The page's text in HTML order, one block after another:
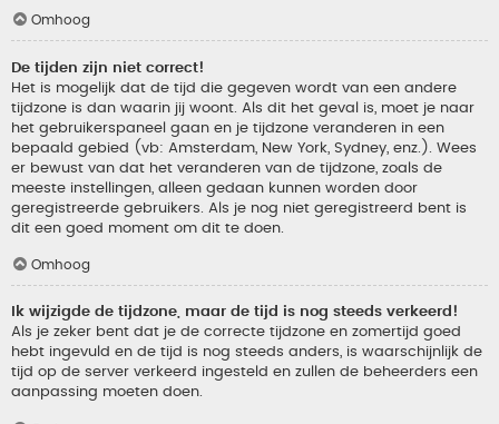
Omhoog
De tijden zijn niet correct!
Het is mogelijk dat de tijd die gegeven wordt van een andere
tijdzone is dan waarin jij woont. Als dit het geval is, moet je naar
het gebruikerspaneel gaan en je tijdzone veranderen in een
bepaald gebied (vb: Amsterdam, New York, Sydney, enz.). Wees
er bewust van dat het veranderen van de tijdzone, zoals de
meeste instellingen, alleen gedaan kunnen worden door
geregistreerde gebruikers. Als je nog niet geregistreerd bent is
dit een goed moment om dit te doen.
Omhoog
Ik wijzigde de tijdzone, maar de tijd is nog steeds verkeerd!
Als je zeker bent dat je de correcte tijdzone en zomertijd goed
hebt ingevuld en de tijd is nog steeds anders, is waarschijnlijk de
tijd op de server verkeerd ingesteld en zullen de beheerders een
aanpassing moeten doen.